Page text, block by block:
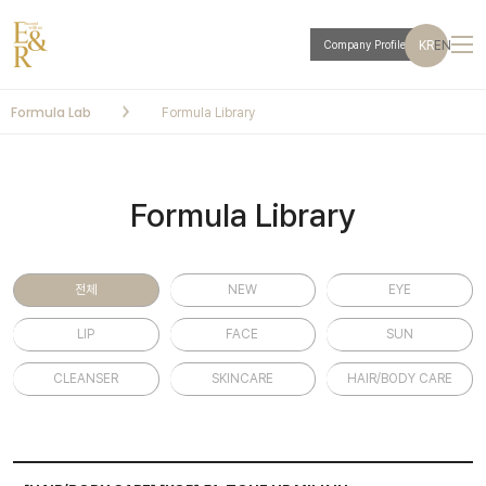
Company Profile KREN
Formula Lab Formula Library
Formula Library
전체 NEW EYE
LIP FACE SUN
CLEANSER SKINCARE HAIR/BODY CARE